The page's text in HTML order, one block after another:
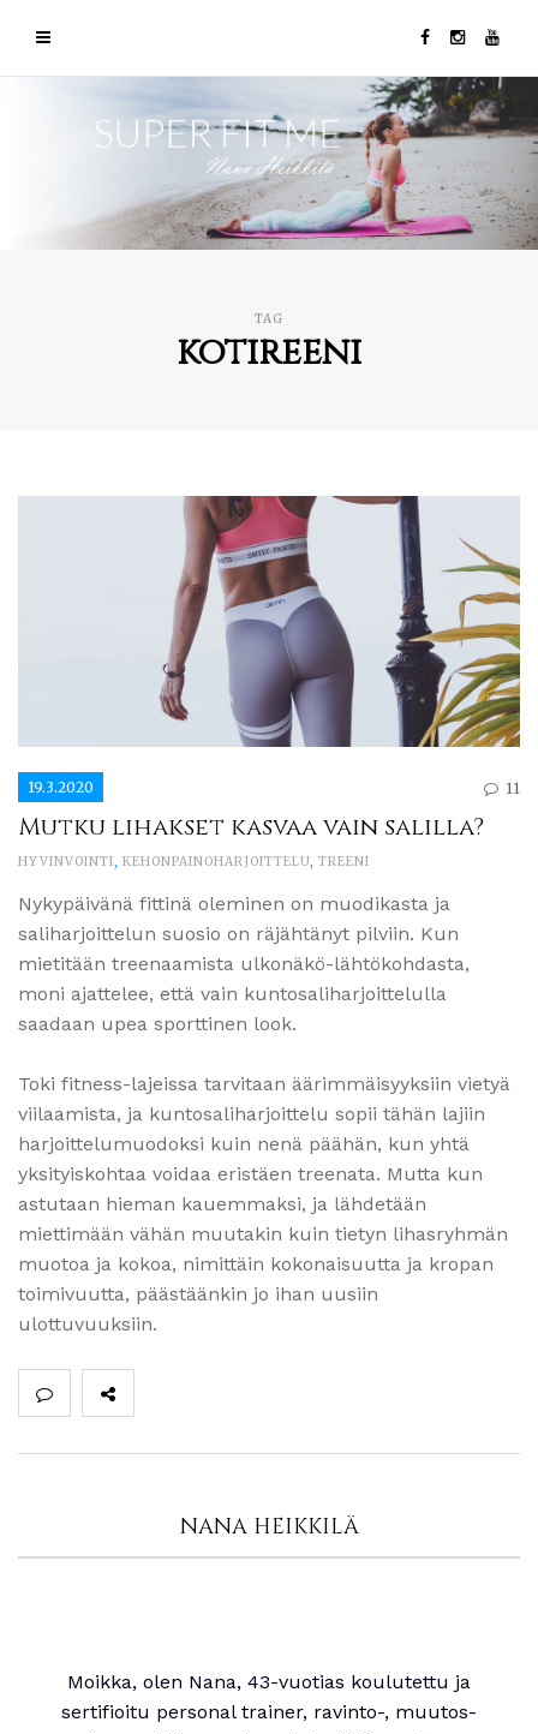
TAG
kotireeni
19.3.2020 11
Mutku lihakset kasvaa vain salilla?
HYVINVOINTI, KEHONPAINOHARJOITTELU, TREENI
Nykypäivänä fittinä oleminen on muodikasta ja
saliharjoittelun suosio on räjähtänyt pilviin. Kun
mietitään treenaamista ulkonäkö-lähtökohdasta,
moni ajattelee, että vain kuntosaliharjoittelulla
saadaan upea sporttinen look.
Toki fitness-lajeissa tarvitaan äärimmäisyyksiin vietyä
viilaamista, ja kuntosaliharjoittelu sopii tähän lajiin
harjoittelumuodoksi kuin nenä päähän, kun yhtä
yksityiskohtaa voidaa eristäen treenata. Mutta kun
astutaan hieman kauemmaksi, ja lähdetään
miettimään vähän muutakin kuin tietyn lihasryhmän
muotoa ja kokoa, nimittäin kokonaisuutta ja kropan
toimivuutta, päästäänkin jo ihan uusiin
ulottuvuuksiin.
NANA HEIKKILÄ
Moikka, olen Nana, 43-vuotias koulutettu ja
sertifioitu personal trainer, ravinto-, muutos-